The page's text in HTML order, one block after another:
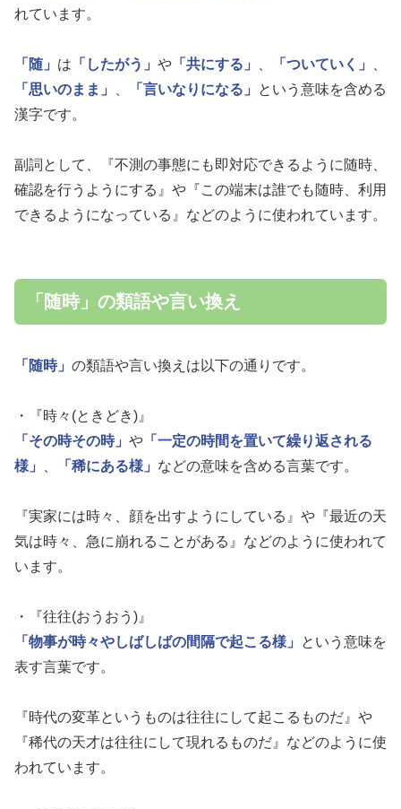
れています。
「随」 は 「したがう」 や 「共にする」 「ついていく」
「思いのまま」
「言いなりになる」
という意味を含める
漢字です。
副詞として、『不測の事態にも即対応できるように随時、
確認を行うようにする』や『この端末は誰でも随時、利用
できるようになっている』などのように使われています。
「随時」の類語や言い換え
「随時」 の類語や言い換えは以下の通りです。
・『時々(ときどき)』
「その時その時」 や 「一定の時間を置いて繰り返される
様」
「稀にある様」 などの意味を含める言葉です。
『実家には時々、顔を出すようにしている』や『最近の天
気は時々、急に崩れることがある』などのように使われて
います。
・『往往(おうおう)』
「物事が時々やしばしばの間隔で起こる様」
という意味を
表す言葉です。
『時代の変革というものは往往にして起こるものだ』や
『稀代の天才は往往にして現れるものだ』などのように使
われています。